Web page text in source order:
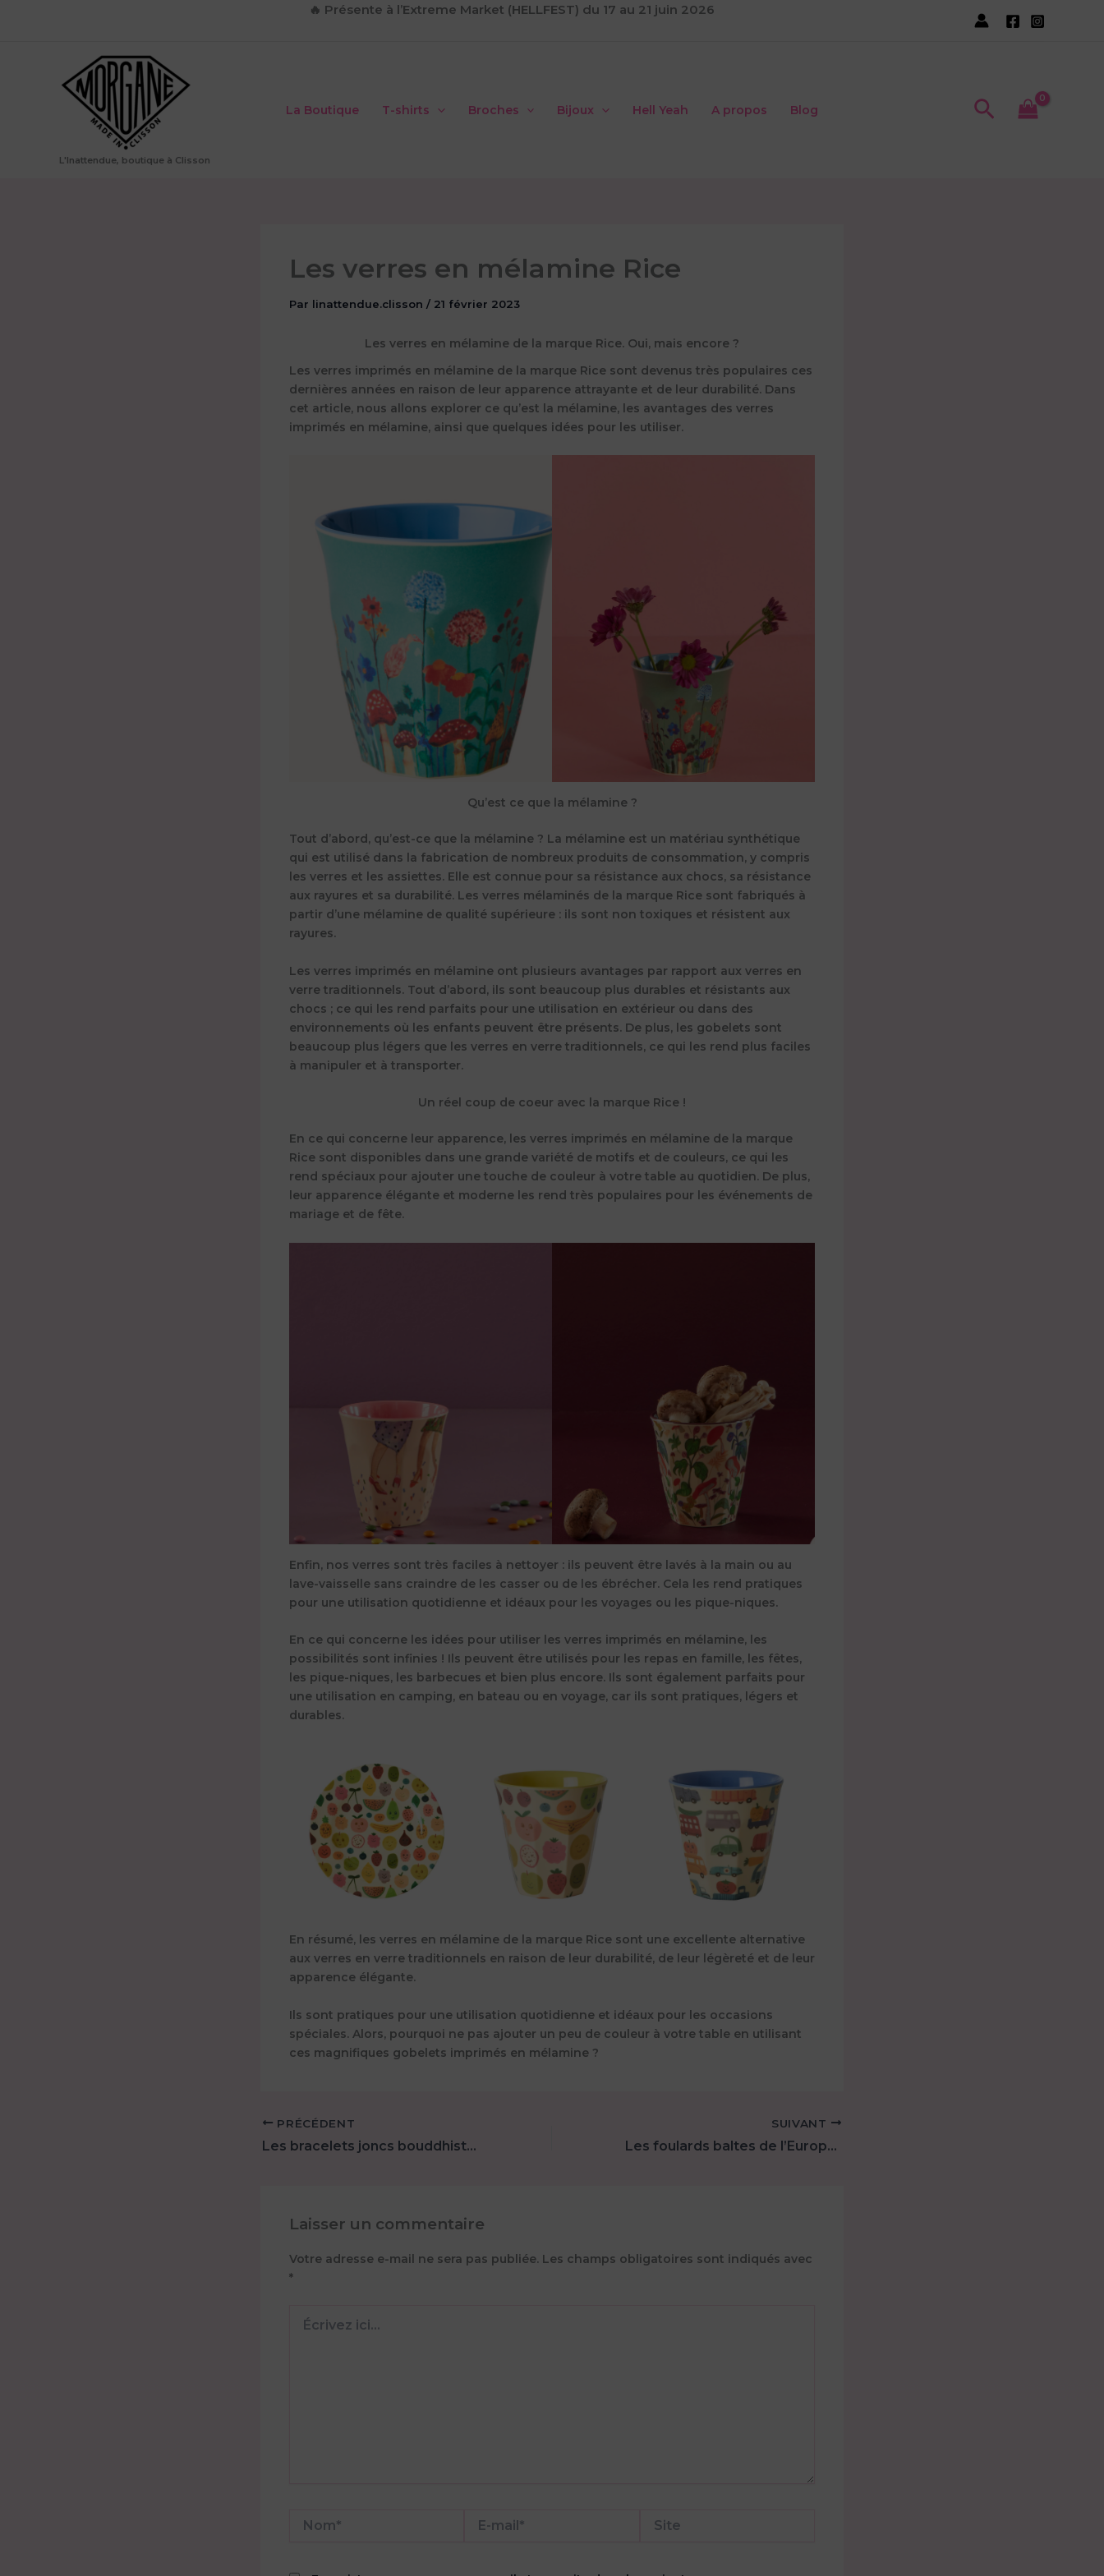
🔥 Présente à l’Extreme Market (HELLFEST) du 17 au 21 juin 2026
L'Inattendue, boutique à Clisson
La Boutique T-shirts Broches Bijoux Hell Yeah A propos Blog
Les verres en mélamine Rice
Par linattendue.clisson / 21 février 2023
Les verres en mélamine de la marque Rice. Oui, mais encore ?
Les verres imprimés en mélamine de la marque Rice sont devenus très populaires ces
dernières années en raison de leur apparence attrayante et de leur durabilité. Dans
cet article, nous allons explorer ce qu’est la mélamine, les avantages des verres
imprimés en mélamine, ainsi que quelques idées pour les utiliser.
Qu’est ce que la mélamine ?
Tout d’abord, qu’est-ce que la mélamine ? La mélamine est un matériau synthétique
qui est utilisé dans la fabrication de nombreux produits de consommation, y compris
les verres et les assiettes. Elle est connue pour sa résistance aux chocs, sa résistance
aux rayures et sa durabilité. Les verres mélaminés de la marque Rice sont fabriqués à
partir d’une mélamine de qualité supérieure : ils sont non toxiques et résistent aux
rayures.
Les verres imprimés en mélamine ont plusieurs avantages par rapport aux verres en
verre traditionnels. Tout d’abord, ils sont beaucoup plus durables et résistants aux
chocs ; ce qui les rend parfaits pour une utilisation en extérieur ou dans des
environnements où les enfants peuvent être présents. De plus, les gobelets sont
beaucoup plus légers que les verres en verre traditionnels, ce qui les rend plus faciles
à manipuler et à transporter.
Un réel coup de coeur avec la marque Rice !
En ce qui concerne leur apparence, les verres imprimés en mélamine de la marque
Rice sont disponibles dans une grande variété de motifs et de couleurs, ce qui les
rend spéciaux pour ajouter une touche de couleur à votre table au quotidien. De plus,
leur apparence élégante et moderne les rend très populaires pour les événements de
mariage et de fête.
Enfin, nos verres sont très faciles à nettoyer : ils peuvent être lavés à la main ou au
lave-vaisselle sans craindre de les casser ou de les ébrécher. Cela les rend pratiques
pour une utilisation quotidienne et idéaux pour les voyages ou les pique-niques.
En ce qui concerne les idées pour utiliser les verres imprimés en mélamine, les
possibilités sont infinies ! Ils peuvent être utilisés pour les repas en famille, les fêtes,
les pique-niques, les barbecues et bien plus encore. Ils sont également parfaits pour
une utilisation en camping, en bateau ou en voyage, car ils sont pratiques, légers et
durables.
En résumé, les verres en mélamine de la marque Rice sont une excellente alternative
aux verres en verre traditionnels en raison de leur durabilité, de leur légèreté et de leur
apparence élégante.
Ils sont pratiques pour une utilisation quotidienne et idéaux pour les occasions
spéciales. Alors, pourquoi ne pas ajouter un peu de couleur à votre table en utilisant
ces magnifiques gobelets imprimés en mélamine ?
PRÉCÉDENT
Les bracelets joncs bouddhistes
SUIVANT
Les foulards baltes de l’Europe de l’Est
Laisser un commentaire
Votre adresse e-mail ne sera pas publiée. Les champs obligatoires sont indiqués avec
*
ici…
Nom*
mail*
Site